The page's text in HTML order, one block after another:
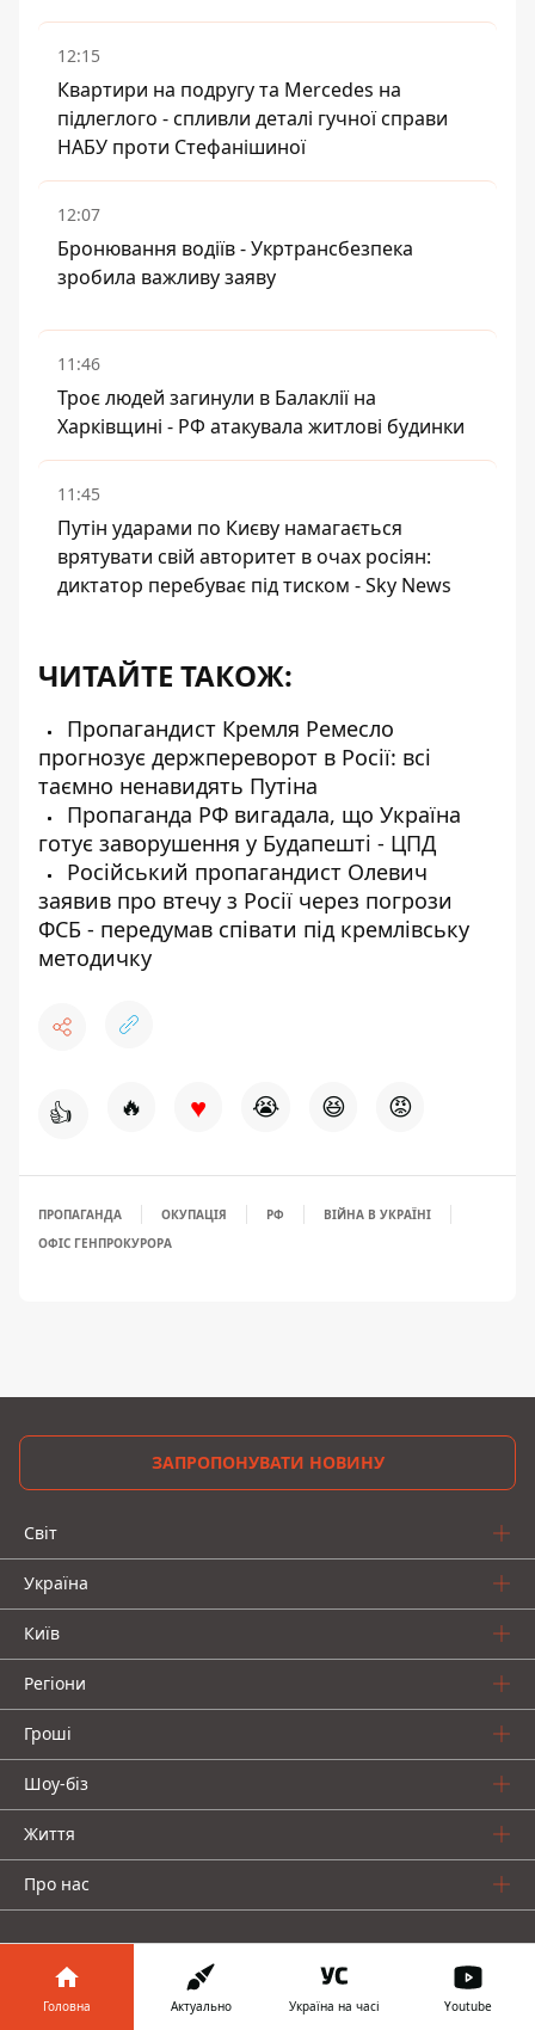
12:15
Квартири на подругу та Mercedes на
підлеглого - спливли деталі гучної справи
НАБУ проти Стефанішиної
12:07
Бронювання водіїв - Укртрансбезпека
зробила важливу заяву
11:46
Троє людей загинули в Балаклії на
Харківщині - РФ атакувала житлові будинки
11:45
Путін ударами по Києву намагається
врятувати свій авторитет в очах росіян:
диктатор перебуває під тиском - Sky News
ЧИТАЙТЕ ТАКОЖ:
Пропагандист Кремля Ремесло
прогнозує держпереворот в Росії: всі
таємно ненавидять Путіна
Пропаганда РФ вигадала, що Україна
готує заворушення у Будапешті - ЦПД
Російський пропагандист Олевич
заявив про втечу з Росії через погрози
ФСБ - передумав співати під кремлівську
методичку
👍 🔥 ♥ 😭 😆 😡
ПРОПАГАНДА ОКУПАЦІЯ РФ
ВІЙНА В УКРАЇНІ
ОФІС ГЕНПРОКУРОРА
ЗАПРОПОНУВАТИ НОВИНУ
Світ
Україна
Київ
Регіони
Гроші
Шоу-біз
Життя
Про нас
Головна Актуально Україна на часі Youtube